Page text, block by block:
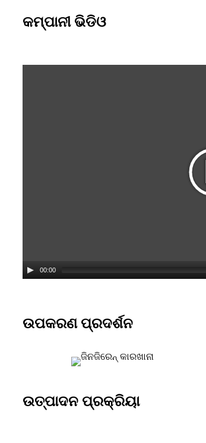
କମ୍ପାନୀ ଭିଡିଓ
00:00
ଉପକରଣ ପ୍ରଦର୍ଶନ
ଉତ୍ପାଦନ ପ୍ରକ୍ରିୟା